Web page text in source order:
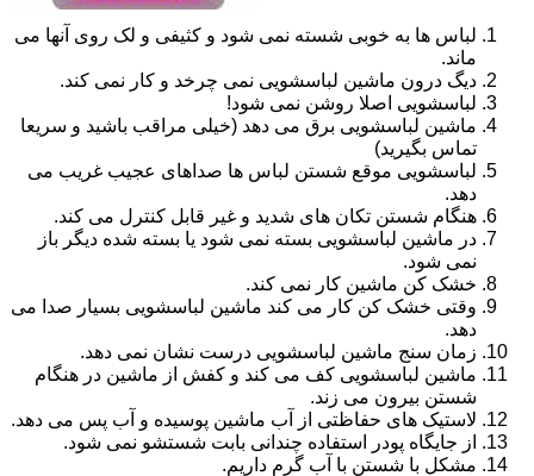
لباس ها به خوبی شسته نمی شود و کثیفی و لک روی آنها می
ماند.
دیگ درون ماشین لباسشویی نمی چرخد و کار نمی کند.
لباسشویی اصلا روشن نمی شود!
ماشین لباسشویی برق می دهد (خیلی مراقب باشید و سریعا
تماس بگیرید)
لباسشویی موقع شستن لباس ها صداهای عجیب غریب می
دهد.
هنگام شستن تکان های شدید و غیر قابل کنترل می کند.
در ماشین لباسشویی بسته نمی شود یا بسته شده دیگر باز
نمی شود.
خشک کن ماشین کار نمی کند.
وقتی خشک کن کار می کند ماشین لباسشویی بسیار صدا می
دهد.
زمان سنج ماشین لباسشویی درست نشان نمی دهد.
ماشین لباسشویی کف می کند و کفش از ماشین در هنگام
شستن بیرون می زند.
لاستیک های حفاظتی از آب ماشین پوسیده و آب پس می دهد.
از جایگاه پودر استفاده چندانی بابت شستشو نمی شود.
مشکل با شستن با آب گرم داریم.